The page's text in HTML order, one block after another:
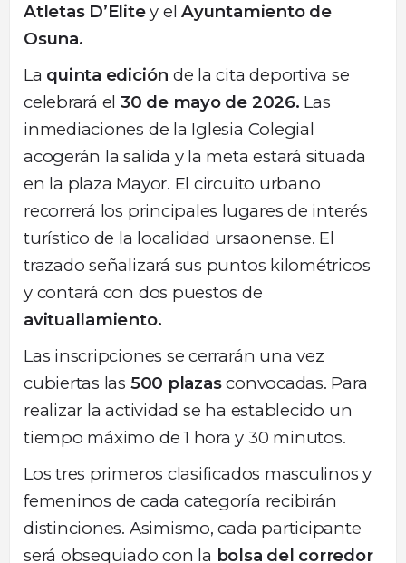
Atletas D’Elitey elAyuntamiento de
Osuna.
La quinta edición de la cita deportiva se
celebrará el30 de mayo de 2026. Las
inmediaciones de la Iglesia Colegial
acogerán la salida y la meta estará situada
en la plaza Mayor. El circuito urbano
recorrerá los principales lugares de interés
turístico de la localidad ursaonense. El
trazado señalizará sus puntos kilométricos
y contará con dos puestos de
avituallamiento.
Las inscripciones se cerrarán una vez
cubiertas las 500 plazasconvocadas. Para
realizar la actividad se ha establecido un
tiempo máximo de 1 hora y 30 minutos.
Los tres primeros clasificados masculinos y
femeninos de cada categoría recibirán
distinciones. Asimismo, cada participante
será obsequiado con la bolsa del corredor